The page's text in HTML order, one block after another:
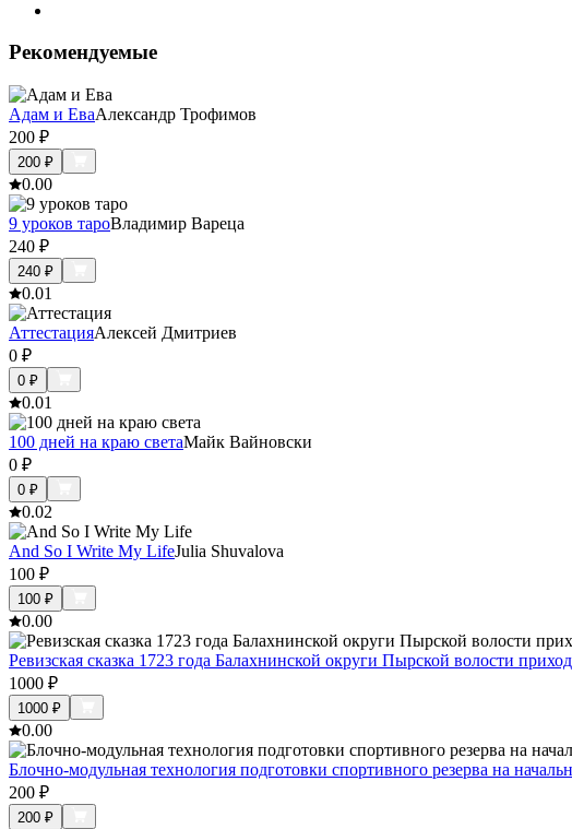
Рекомендуемые
Адам и ЕваАлександр Трофимов
200 ₽
200 ₽
0.00
9 уроков тароВладимир Вареца
240 ₽
240 ₽
0.01
АттестацияАлексей Дмитриев
0 ₽
0 ₽
0.01
100 дней на краю светаМайк Вайновски
0 ₽
0 ₽
0.02
And So I Write My LifeJulia Shuvalova
100 ₽
100 ₽
0.00
Ревизская сказка 1723 года Балахнинской округи Пырской волости
1000 ₽
1000 ₽
0.00
Блочно-модульная технология подготовки спортивного резерва на
200 ₽
200 ₽